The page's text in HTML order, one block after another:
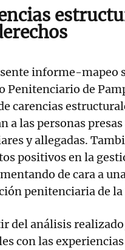
informe-mapeo
Penitenciario de
carencias
a las personas
y allegadas.
positivos en la
de cara a
penitenciaria de
del análisis
con las